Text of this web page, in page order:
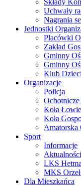
Składy
Uchwały
Nagrania
Jednostki
Placówki
Zakład
Gminny
Gminny
Klub
Organizacje
Policja
Ochotnicze
Koła
Koła
Amatorska
Sport
Informacje
LKS
MKS
Dla Mieszkańca